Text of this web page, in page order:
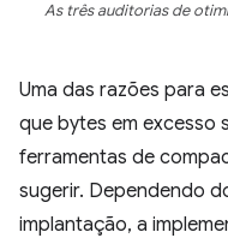
As três auditorias de
Uma das razões para
que bytes em excesso
ferramentas de
sugerir. Dependendo
implantação, a